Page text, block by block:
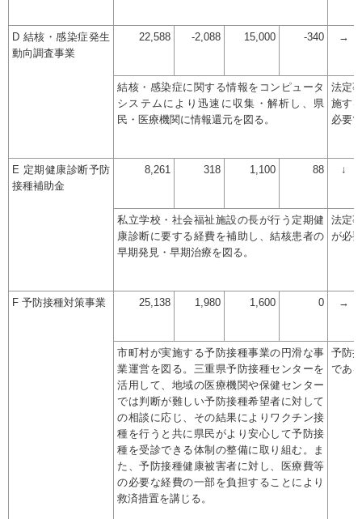
D 結核・感染症発生
動向調査事業
22,588 -2,088 15,000 -340 →
結核・感染症に関する情報をコンピュータ
システムにより迅速に収集・解析し、県
民・医療機関に情報還元を図る。
法定
施す
必要
E 定期健康診断予防
接種補助金
8,261 318 1,100 88 ↓
私立学校・社会福祉施設の長が行う定期健
康診断に要する経費を補助し、結核患者の
早期発見・早期治療を図る。
法定
が必
F 予防接種対策事業 25,138 1,980 1,600 0 →
市町村が実施する予防接種事業の円滑な事
業運営を図る。三重県予防接種センターを
活用して、地域の医療機関や保健センター
では判断が難しい予防接種希望者に対して
の相談に応じ、その結果によりワクチン接
種を行うと共に県民がより安心して予防接
種を受診できる体制の整備に取り組む。ま
た、予防接種健康被害者に対し、医療費等
の必要な経費の一部を負担することにより
救済措置を講じる。
予防
であ